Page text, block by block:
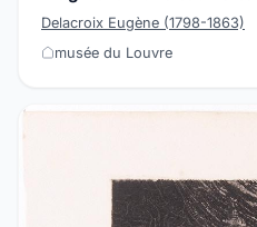
Delacroix Eugène (1798-1863)
musée du Louvre